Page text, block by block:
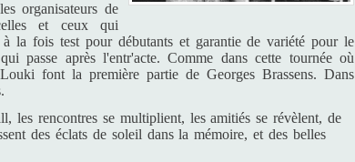
organisateurs de
et ceux qui
à la fois test pour débutants et garantie de variété pour le
passe après l'entr'acte. Comme dans cette tournée où
font la première partie de Georges Brassens. Dans
les rencontres se multiplient, les amitiés se révèlent, de
des éclats de soleil dans la mémoire, et des belles